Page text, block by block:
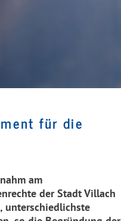
für die
nahm am
der Stadt Villach
unterschiedlichste